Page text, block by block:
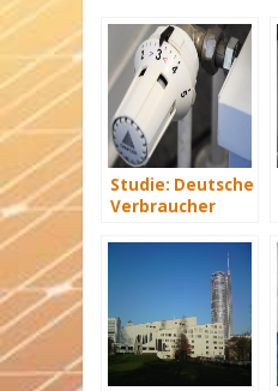
Studie: Deutsche
Verbraucher
Hunderte Euro
an Heizkosten